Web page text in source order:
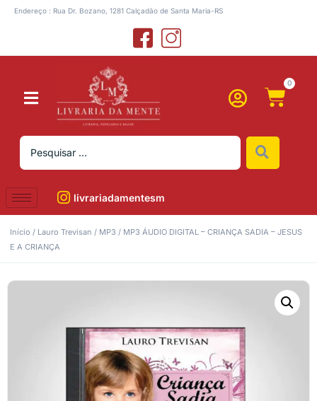
Endereço : Rua Dr. Bozano, 1281 Calçadão de Santa Maria-RS
0
livrariadamentesm
Início / Lauro Trevisan / MP3 / MP3 ÁUDIO DIGITAL – CRIANÇA SADIA – JESUS
E A CRIANÇA